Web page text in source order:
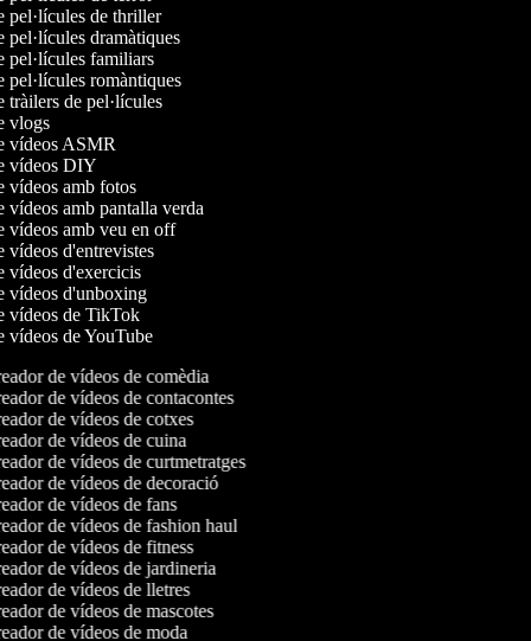
pel·lícules de thriller
pel·lícules dramàtiques
pel·lícules familiars
pel·lícules romàntiques
tràilers de pel·lícules
vlogs
vídeos ASMR
vídeos DIY
vídeos amb fotos
vídeos amb pantalla verda
vídeos amb veu en off
vídeos d'entrevistes
vídeos d'exercicis
vídeos d'unboxing
vídeos de TikTok
vídeos de YouTube
de vídeos de comèdia
de vídeos de contacontes
de vídeos de cotxes
de vídeos de cuina
de vídeos de curtmetratges
de vídeos de decoració
de vídeos de fans
de vídeos de fashion haul
de vídeos de fitness
de vídeos de jardineria
de vídeos de lletres
de vídeos de mascotes
de vídeos de moda